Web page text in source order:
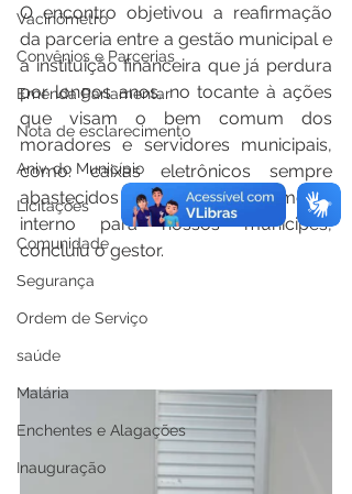
Vacinômetro
Convênios e Parcerias
Emenda Parlamentar
Nota de esclarecimento
Aniv. do Município
Licitações
Comunidade
Segurança
Ordem de Serviço
saúde
Malária
Enchentes e Alagações
Inauguração
O encontro objetivou a reafirmação
da parceria entre a gestão municipal e
a instituição financeira que já perdura
por longos anos, no tocante à ações
que visam o bem comum dos
moradores e servidores municipais,
como: caixas eletrônicos sempre
abastecidos e um bom atendimento
interno para nossos munícipes,
concluiu o gestor.